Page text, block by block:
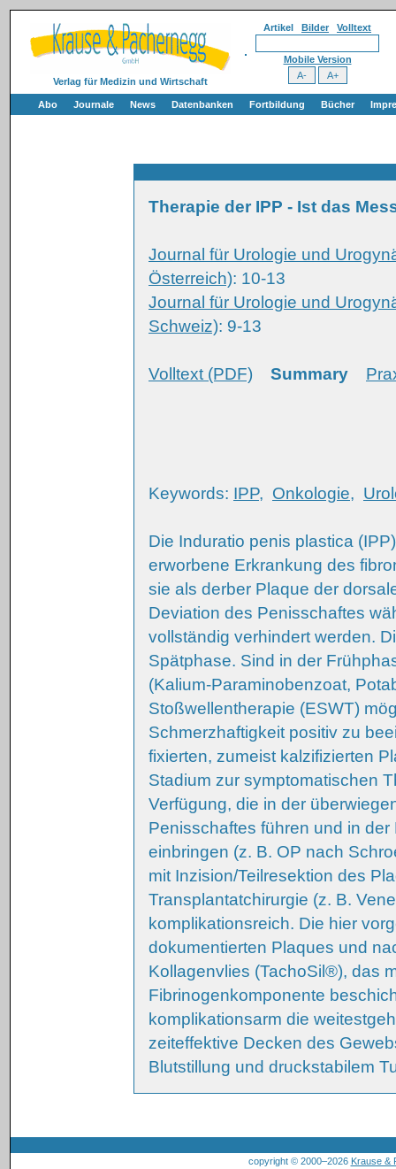
Verlag für Medizin und Wirtschaft
Artikel Bilder Volltext
Mobile Version
Abo Journale News Datenbanken Fortbildung Bücher
Therapie der IPP - Ist das
Journal für Urologie und
Österreich): 10-13
Journal für Urologie und
Schweiz): 9-13
Volltext (PDF) Summary
Keywords: IPP, Onkologie,
Die Induratio penis plastica
erworbene Erkrankung des
sie als derber Plaque der
Deviation des Penisschaftes
vollständig verhindert werden.
Spätphase. Sind in der
(Kalium-Paraminobenzoat,
Stoßwellentherapie (ESWT)
Schmerzhaftigkeit positiv zu
fixierten, zumeist kalzifizierten
Stadium zur symptomatischen
Verfügung, die in der
Penisschaftes führen und in
einbringen (z. B. OP nach
mit Inzision/Teilresektion des
Transplantatchirurgie (z. B.
komplikationsreich. Die hier
dokumentierten Plaques und
Kollagenvlies (TachoSil®), das
Fibrinogenkomponente
komplikationsarm die
zeiteffektive Decken des
Blutstillung und druckstabilem
copyright © 2000–2026 Krause &